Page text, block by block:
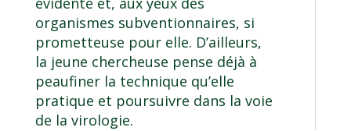
organismes subventionnaires, si
prometteuse pour elle. D’ailleurs,
la jeune chercheuse pense déjà à
peaufiner la technique qu’elle
pratique et poursuivre dans la voie
de la virologie.